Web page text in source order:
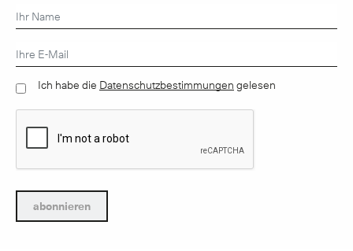
Ich habe die Datenschutzbestimmungengelesen